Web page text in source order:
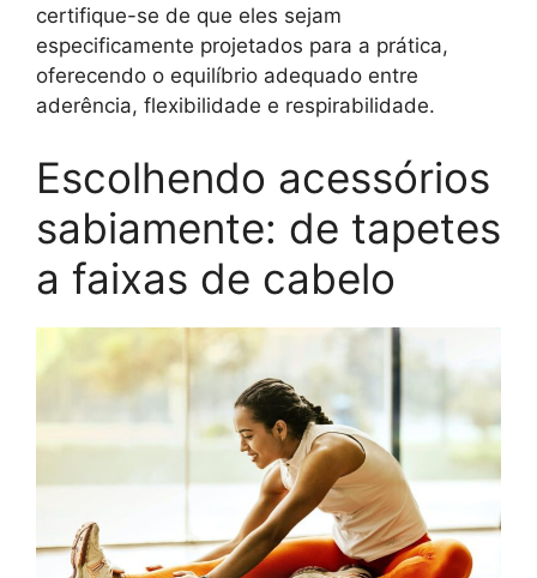
certifique-se de que eles sejam
especificamente projetados para a prática,
oferecendo o equilíbrio adequado entre
aderência, flexibilidade e respirabilidade.
Escolhendo acessórios
sabiamente: de tapetes
a faixas de cabelo